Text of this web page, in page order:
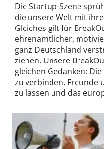
Die Startup-Szene
die unsere Welt mit
Gleiches gilt für
ehrenamtlicher,
ganz Deutschland
ziehen. Unsere
gleichen Gedanken:
zu verbinden, Freunde
zu lassen und das